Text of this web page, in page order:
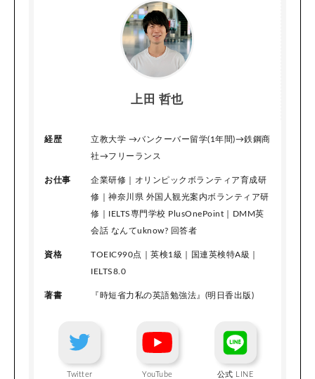
上田 哲也
経歴
立教大学 →バンクーバー留学(1年間)→鉄鋼商
社→フリーランス
お仕事
企業研修｜オリンピックボランティア育成研
修｜神奈川県 外国人観光案内ボランティア研
修｜IELTS専門学校 PlusOnePoint｜DMM英
会話 なんてuknow? 回答者
資格
TOEIC990点｜英検1級｜国連英検特A級｜
IELTS8.0
著書 『時短省力私の英語勉強法』(明日香出版)
Twitter YouTube 公式 LINE